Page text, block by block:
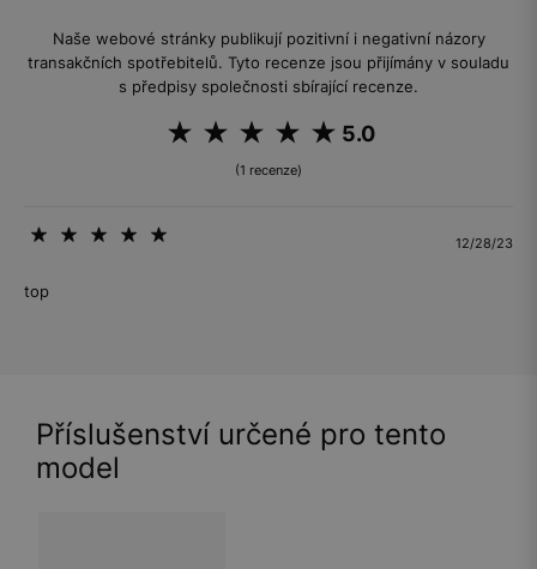
Naše webové stránky publikují pozitivní i negativní názory
transakčních spotřebitelů. Tyto recenze jsou přijímány v souladu
s předpisy společnosti sbírající recenze.
5.0
(1 recenze)
12/28/23
top
Příslušenství určené pro tento
model